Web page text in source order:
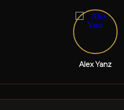
Alex Yanz